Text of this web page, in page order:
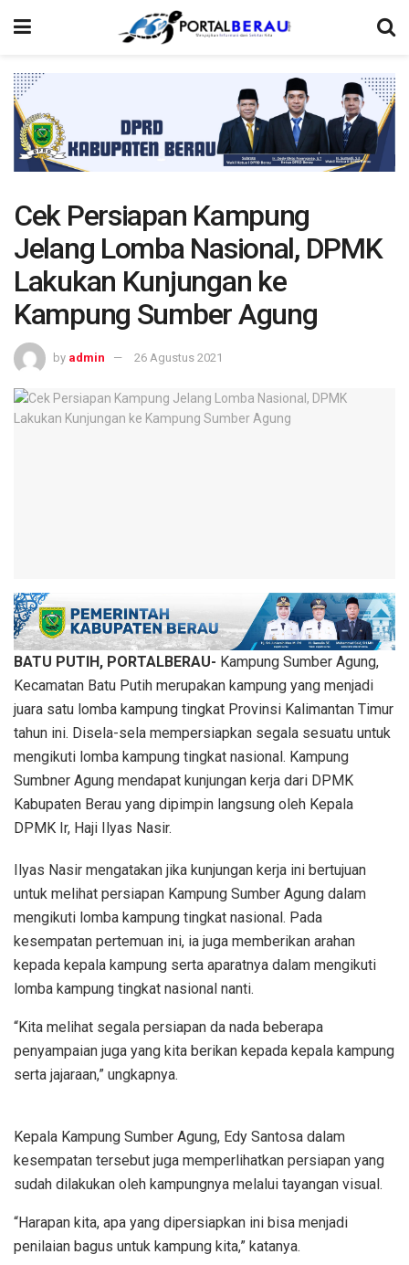
Cek Persiapan Kampung
Jelang Lomba Nasional, DPMK
Lakukan Kunjungan ke
Kampung Sumber Agung
by admin 26 Agustus 2021
BATU PUTIH, PORTALBERAU- Kampung Sumber Agung,
Kecamatan Batu Putih merupakan kampung yang menjadi
juara satu lomba kampung tingkat Provinsi Kalimantan Timur
tahun ini. Disela-sela mempersiapkan segala sesuatu untuk
mengikuti lomba kampung tingkat nasional. Kampung
Sumbner Agung mendapat kunjungan kerja dari DPMK
Kabupaten Berau yang dipimpin langsung oleh Kepala
DPMK Ir, Haji Ilyas Nasir.
Ilyas Nasir mengatakan jika kunjungan kerja ini bertujuan
untuk melihat persiapan Kampung Sumber Agung dalam
mengikuti lomba kampung tingkat nasional. Pada
kesempatan pertemuan ini, ia juga memberikan arahan
kepada kepala kampung serta aparatnya dalam mengikuti
lomba kampung tingkat nasional nanti.
“Kita melihat segala persiapan da nada beberapa
penyampaian juga yang kita berikan kepada kepala kampung
serta jajaraan,” ungkapnya.
Kepala Kampung Sumber Agung, Edy Santosa dalam
kesempatan tersebut juga memperlihatkan persiapan yang
sudah dilakukan oleh kampungnya melalui tayangan visual.
“Harapan kita, apa yang dipersiapkan ini bisa menjadi
penilaian bagus untuk kampung kita,” katanya.